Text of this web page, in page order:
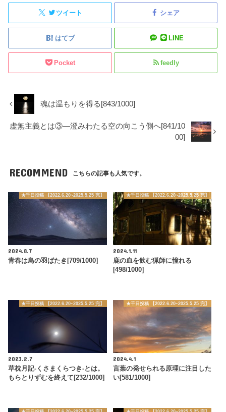
ツイート シェア
はてブ LINE
Pocket feedly
魂は温もりを得る[843/1000]
虚無主義とは③―澄みわたる空の向こう側へ[841/10
00]
RECOMMEND こちらの記事も人気です。
★千日投稿 【2022.6.20~2025.5.25 完】
2024.8.7
青春は鳥の羽ばたき[709/1000]
★千日投稿 【2022.6.20~2025.5.25 完】
2024.1.11
鹿の血を飲む猟師に憧れる
[498/1000]
★千日投稿 【2022.6.20~2025.5.25 完】
2023.2.7
草枕月記-くさまくらつき-とは。
もらとりずむを終えて[232/1000]
★千日投稿 【2022.6.20~2025.5.25 完】
2024.4.1
言葉の発せられる原理に注目した
い[581/1000]